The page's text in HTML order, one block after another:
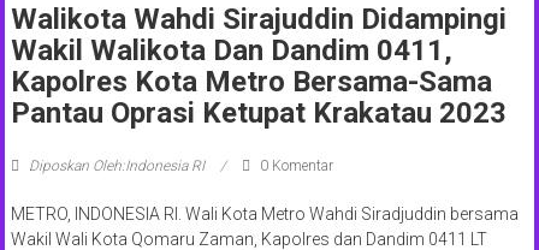
Walikota Wahdi Sirajuddin Didampingi
Wakil Walikota Dan Dandim 0411,
Kapolres Kota Metro Bersama-Sama
Pantau Oprasi Ketupat Krakatau 2023
Diposkan Oleh:Indonesia RI 0 Komentar
METRO, INDONESIA RI. Wali Kota Metro Wahdi Siradjuddin bersama
Wakil Wali Kota Qomaru Zaman, Kapolres dan Dandim 0411 LT